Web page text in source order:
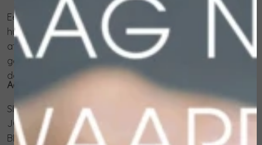
Een- of tweemaal per week aanbrengen op de droge
huid. Masseer met ronddraaiende bewegingen en spoel
af met warm water. Voor de meer gevoelige huid wordt
geadviseerd de huid eerst met water te bevochtigen en
daarna met de scrub te beginnen.
Actieve ingrediënten:
SILICADEELTJES
JOJOBABOLLETJES
BETAÏNE